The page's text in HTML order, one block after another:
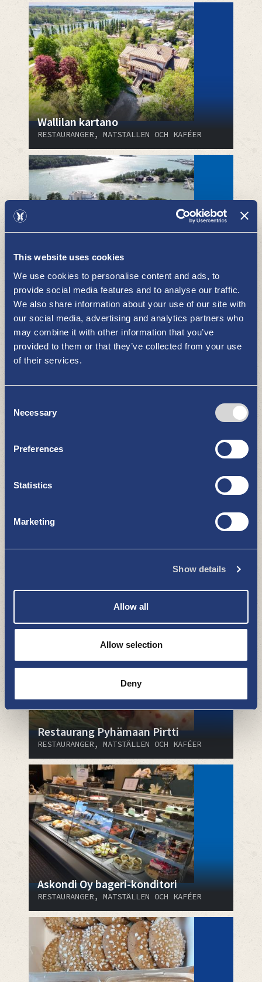
This website uses cookies
We use cookies to personalise content and ads, to
provide social media features and to analyse our traffic.
We also share information about your use of our site with
our social media, advertising and analytics partners who
may combine it with other information that you’ve
provided to them or that they’ve collected from your use
of their services.
Selection
Necessary
Preferences
Statistics
Marketing
Show details
Allow all
Allow selection
Deny
Wallilan kartano
RESTAURANGER, MATSTÄLLEN OCH KAFÉER
Hotell Aquarius restauranger
RESTAURANGER, MATSTÄLLEN OCH KAFÉER
RESTAURANGER, MATSTÄLLEN OCH KAFÉER
Restaurang Pyhämaan Pirtti
RESTAURANGER, MATSTÄLLEN OCH KAFÉER
Askondi Oy bageri-konditori
RESTAURANGER, MATSTÄLLEN OCH KAFÉER